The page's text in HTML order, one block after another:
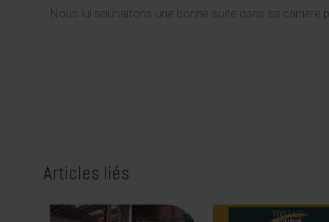
Nous lui souhaitons une bonne suite dans sa carrière
Articles liés